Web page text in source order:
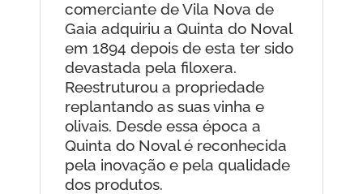
comerciante de Vila Nova de
Gaia adquiriu a Quinta do Noval
em 1894 depois de esta ter sido
devastada pela filoxera.
Reestruturou a propriedade
replantando as suas vinha e
olivais. Desde essa época a
Quinta do Noval é reconhecida
pela inovação e pela qualidade
dos produtos.